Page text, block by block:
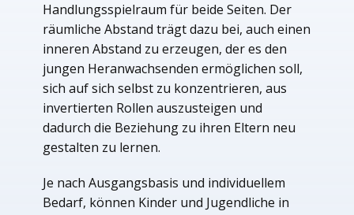
Handlungsspielraum für beide Seiten. Der
räumliche Abstand trägt dazu bei, auch einen
inneren Abstand zu erzeugen, der es den
jungen Heranwachsenden ermöglichen soll,
sich auf sich selbst zu konzentrieren, aus
invertierten Rollen auszusteigen und
dadurch die Beziehung zu ihren Eltern neu
gestalten zu lernen.
Je nach Ausgangsbasis und individuellem
Bedarf, können Kinder und Jugendliche in